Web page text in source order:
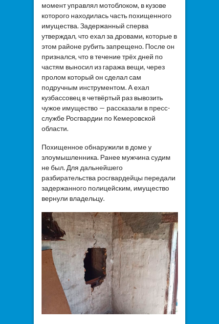
момент управлял мотоблоком, в кузове
которого находилась часть похищенного
имущества. Задержанный сперва
утверждал, что ехал за дровами, которые в
этом районе рубить запрещено. После он
признался, что в течение трёх дней по
частям выносил из гаража вещи, через
пролом который он сделал сам
подручным инструментом. А ехал
кузбассовец в четвёртый раз вывозить
чужое имущество — рассказали в пресс-
службе Росгвардии по Кемеровской
области.
Похищенное обнаружили в доме у
злоумышленника. Ранее мужчина судим
не был. Для дальнейшего
разбирательства росгвардейцы передали
задержанного полицейским, имущество
вернули владельцу.